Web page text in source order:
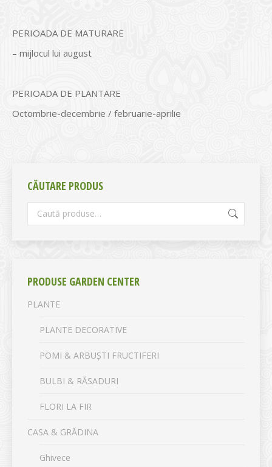
PERIOADA DE MATURARE
– mijlocul lui august
PERIOADA DE PLANTARE
Octombrie-decembrie / februarie-aprilie
CĂUTARE PRODUS
PRODUSE GARDEN CENTER
PLANTE
PLANTE DECORATIVE
POMI & ARBUȘTI FRUCTIFERI
BULBI & RĂSADURI
FLORI LA FIR
CASA & GRĂDINA
Ghivece